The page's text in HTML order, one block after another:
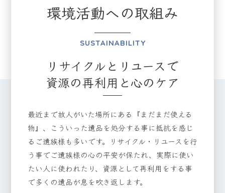
環境活動への取組み
SUSTAINABILITY
リサイクルとリユースで
資源の再利用と心のケア
最近まで故人がいた場所にある『まだまだ使える
物』、こういった遺品を処分する事に抵抗を感じ
るご遺族様も多いです。リサイクル・リユースを行
う事でご遺族様の心の平安が保たれ、実際に使い
たい人に使われたり、資源として再利用をする事
で多くの遺品が息を吹き返します。